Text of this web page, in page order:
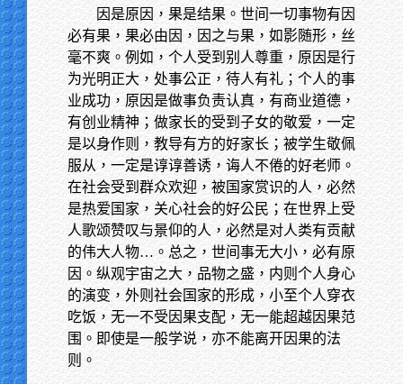
因是原因，果是结果。世间一切事物有因
必有果，果必由因，因之与果，如影随形，丝
毫不爽。例如，个人受到别人尊重，原因是行
为光明正大，处事公正，待人有礼；个人的事
业成功，原因是做事负责认真，有商业道德，
有创业精神；做家长的受到子女的敬爱，一定
是以身作则，教导有方的好家长；被学生敬佩
服从，一定是谆谆善诱，诲人不倦的好老师。
在社会受到群众欢迎，被国家赏识的人，必然
是热爱国家，关心社会的好公民；在世界上受
人歌颂赞叹与景仰的人，必然是对人类有贡献
的伟大人物…。总之，世间事无大小，必有原
因。纵观宇宙之大，品物之盛，内则个人身心
的演变，外则社会国家的形成，小至个人穿衣
吃饭，无一不受因果支配，无一能超越因果范
围。即使是一般学说，亦不能离开因果的法
则。